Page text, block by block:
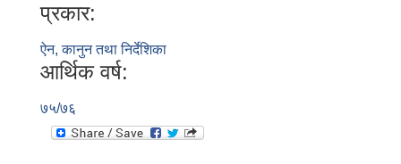
प्रकार:
ऐन, कानुन तथा निर्देशिका
आर्थिक वर्ष:
७५/७६